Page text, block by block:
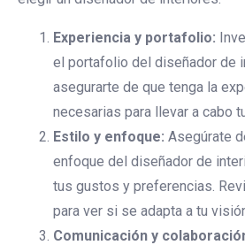
Experiencia y portafolio:
el portafolio del diseñador de
asegurarte de que tenga la
necesarias para llevar a cabo
Estilo y enfoque: Asegúrate
enfoque del diseñador de
tus gustos y preferencias.
para ver si se adapta a tu
Comunicación y